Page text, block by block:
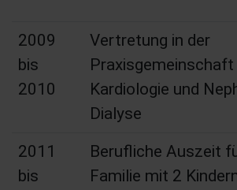
2009
bis
2010
Vertretung in der
Kardiologie und
Dialyse
2011
bis
Berufliche Auszeit
Familie mit 2